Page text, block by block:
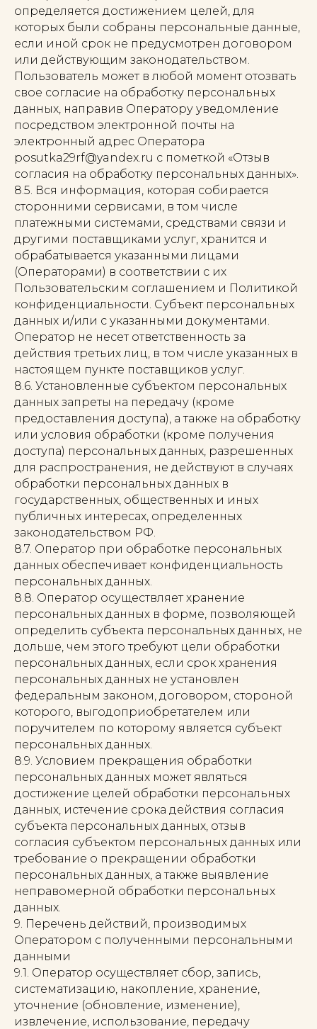
определяется достижением целей, для
которых были собраны персональные данные,
если иной срок не предусмотрен договором
или действующим законодательством.
Пользователь может в любой момент отозвать
свое согласие на обработку персональных
данных, направив Оператору уведомление
посредством электронной почты на
электронный адрес Оператора
posutka29rf@yandex.ru с пометкой «Отзыв
согласия на обработку персональных данных».
8.5. Вся информация, которая собирается
сторонними сервисами, в том числе
платежными системами, средствами связи и
другими поставщиками услуг, хранится и
обрабатывается указанными лицами
(Операторами) в соответствии с их
Пользовательским соглашением и Политикой
конфиденциальности. Субъект персональных
данных и/или с указанными документами.
Оператор не несет ответственность за
действия третьих лиц, в том числе указанных в
настоящем пункте поставщиков услуг.
8.6. Установленные субъектом персональных
данных запреты на передачу (кроме
предоставления доступа), а также на обработку
или условия обработки (кроме получения
доступа) персональных данных, разрешенных
для распространения, не действуют в случаях
обработки персональных данных в
государственных, общественных и иных
публичных интересах, определенных
законодательством РФ.
8.7. Оператор при обработке персональных
данных обеспечивает конфиденциальность
персональных данных.
8.8. Оператор осуществляет хранение
персональных данных в форме, позволяющей
определить субъекта персональных данных, не
дольше, чем этого требуют цели обработки
персональных данных, если срок хранения
персональных данных не установлен
федеральным законом, договором, стороной
которого, выгодоприобретателем или
поручителем по которому является субъект
персональных данных.
8.9. Условием прекращения обработки
персональных данных может являться
достижение целей обработки персональных
данных, истечение срока действия согласия
субъекта персональных данных, отзыв
согласия субъектом персональных данных или
требование о прекращении обработки
персональных данных, а также выявление
неправомерной обработки персональных
данных.
9. Перечень действий, производимых
Оператором с полученными персональными
данными
9.1. Оператор осуществляет сбор, запись,
систематизацию, накопление, хранение,
уточнение (обновление, изменение),
извлечение, использование, передачу